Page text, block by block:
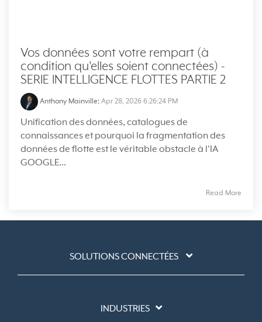
Vos données sont votre rempart (à
condition qu'elles soient connectées) -
SERIE INTELLIGENCE FLOTTES PARTIE 2
Anthony Mainville: Apr 28, 2026 6:26:24 PM
Unification des données, catalogues de
connaissances et pourquoi la fragmentation des
données de flotte est le véritable obstacle à l'IA
GOOGLE...
Read More
SOLUTIONS CONNECTÉES
INDUSTRIES